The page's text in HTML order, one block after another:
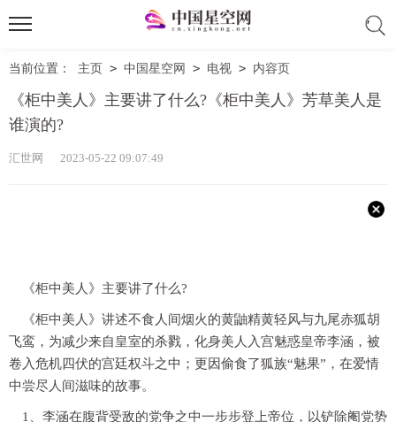
当前位置： 主页 > 中国星空网 > 电视 > 内容页
《柜中美人》主要讲了什么?《柜中美人》芳草美人是
谁演的?
汇世网 2023-05-22 09:07:49
《柜中美人》主要讲了什么?
《柜中美人》讲述不食人间烟火的黄鼬精黄轻风与九尾赤狐胡
飞鸾，为减少来自皇室的杀戮，化身美人入宫魅惑皇帝李涵，被
卷入危机四伏的宫廷权斗之中；更因偷食了狐族“魅果”，在爱情
中尝尽人间滋味的故事。
1、李涵在腹背受敌的党争之中一步步登上帝位，以铲除阉党势